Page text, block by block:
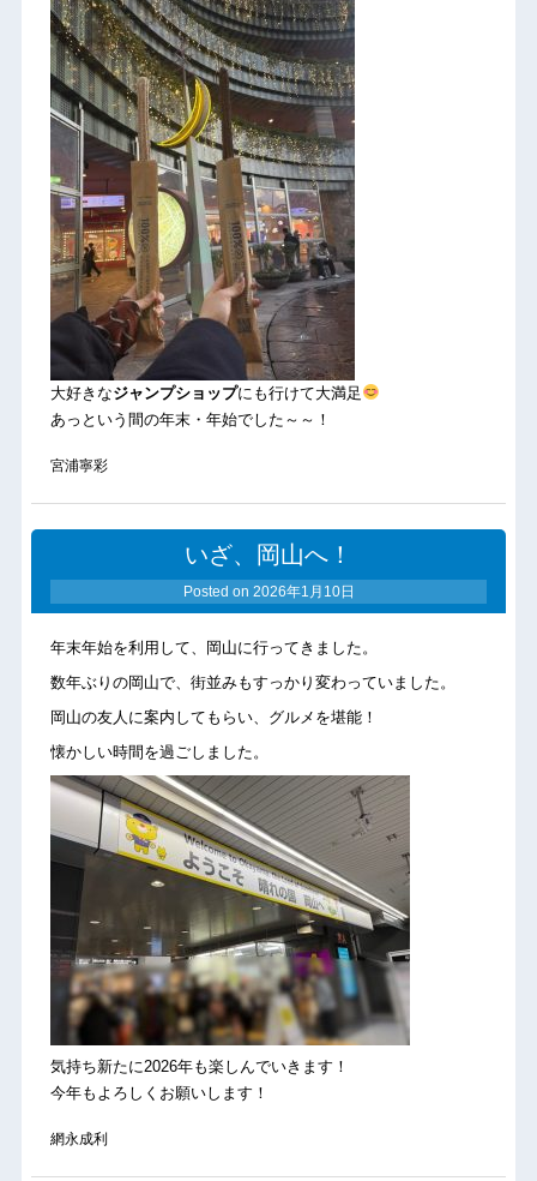
大好きなジャンプショップにも行けて大満足
あっという間の年末・年始でした～～！
宮浦寧彩
いざ、岡山へ！
Posted on 2026年1月10日
年末年始を利用して、岡山に行ってきました。
数年ぶりの岡山で、街並みもすっかり変わっていました。
岡山の友人に案内してもらい、グルメを堪能！
懐かしい時間を過ごしました。
気持ち新たに2026年も楽しんでいきます！
今年もよろしくお願いします！
網永成利